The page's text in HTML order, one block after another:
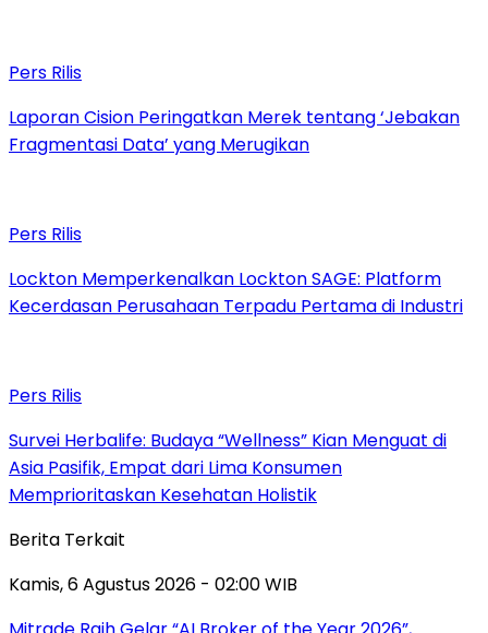
Pers Rilis
Laporan Cision Peringatkan Merek tentang ‘Jebakan
Fragmentasi Data’ yang Merugikan
Pers Rilis
Lockton Memperkenalkan Lockton SAGE: Platform
Kecerdasan Perusahaan Terpadu Pertama di Industri
Pers Rilis
Survei Herbalife: Budaya “Wellness” Kian Menguat di
Asia Pasifik, Empat dari Lima Konsumen
Memprioritaskan Kesehatan Holistik
Berita Terkait
Kamis, 6 Agustus 2026 - 02:00 WIB